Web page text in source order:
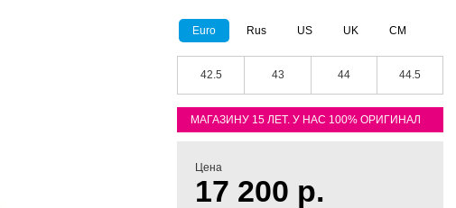
Euro Rus US UK CM
42.5 43 44 44.5
МАГАЗИНУ 15 ЛЕТ. У НАС 100% ОРИГИНАЛ
Цена
17 200 р.